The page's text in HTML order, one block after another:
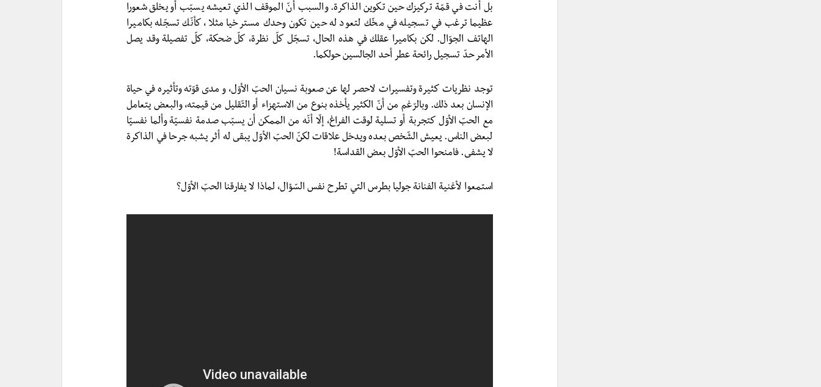
بل أنت في قمّة تركيزك حين تكوين الذاكرة. والسبب أنّ الموقف الذي تعيشه يسبّب أو يخلق شعورا
عظيما ترغب في تسجيله في مخّك لتعود له حين تكون وحدك مسترخيا مثلا، كأنّك تسجّله بكاميرا
الهاتف الجوّال. لكن بكاميرا عقلك في هذه الحال، تسجّل كلّ نظرة، كلّ ضحكة، كلّ تفصيلة وقد يصل
الأمر حدّ تسجيل رائحة عطر أحد الجالسين حولكما.
توجد نظريات كثيرة وتفسيرات لاحصر لها عن صعوبة نسيان الحبّ الأوّل، و مدى قوّته وتأثيره في حياة
الإنسان بعد ذلك. وبالرّغم من أنّ الكثير يأخذه بنوع من الاستهزاء أو التّقليل من قيمته، والبعض يتعامل
مع الحبّ الأوّل كتجربة أو تسلية لوقت الفراغ، إلّا أنّه من الممكن أن يسبّب صدمة نفسيّة وألما نفسيّا
لبعض الناس. يعيش الشّخص بعده ويدخل علاقات لكنّ الحبّ الأوّل يبقى له أثر يشبه جرحا في الذاكرة
لا يشفى. فامنحوا الحبّ الأوّل بعض القداسة!
استمعوا لأغنية الفنانة جوليا بطرس التي تطرح نفس السّؤال، لماذا لا يفارقنا الحبّ الأوّل؟